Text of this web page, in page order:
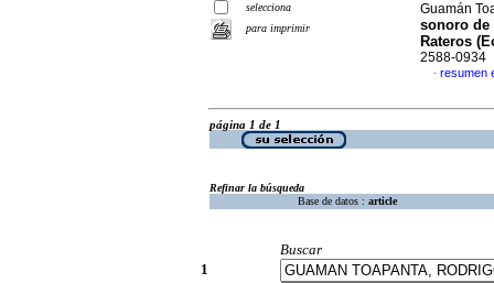
selecciona
para imprimir
Guamán
sonoro de
Rateros
2588-0934
· resumen
página 1 de 1
Refinar la búsqueda
Base de datos : article
Buscar
1